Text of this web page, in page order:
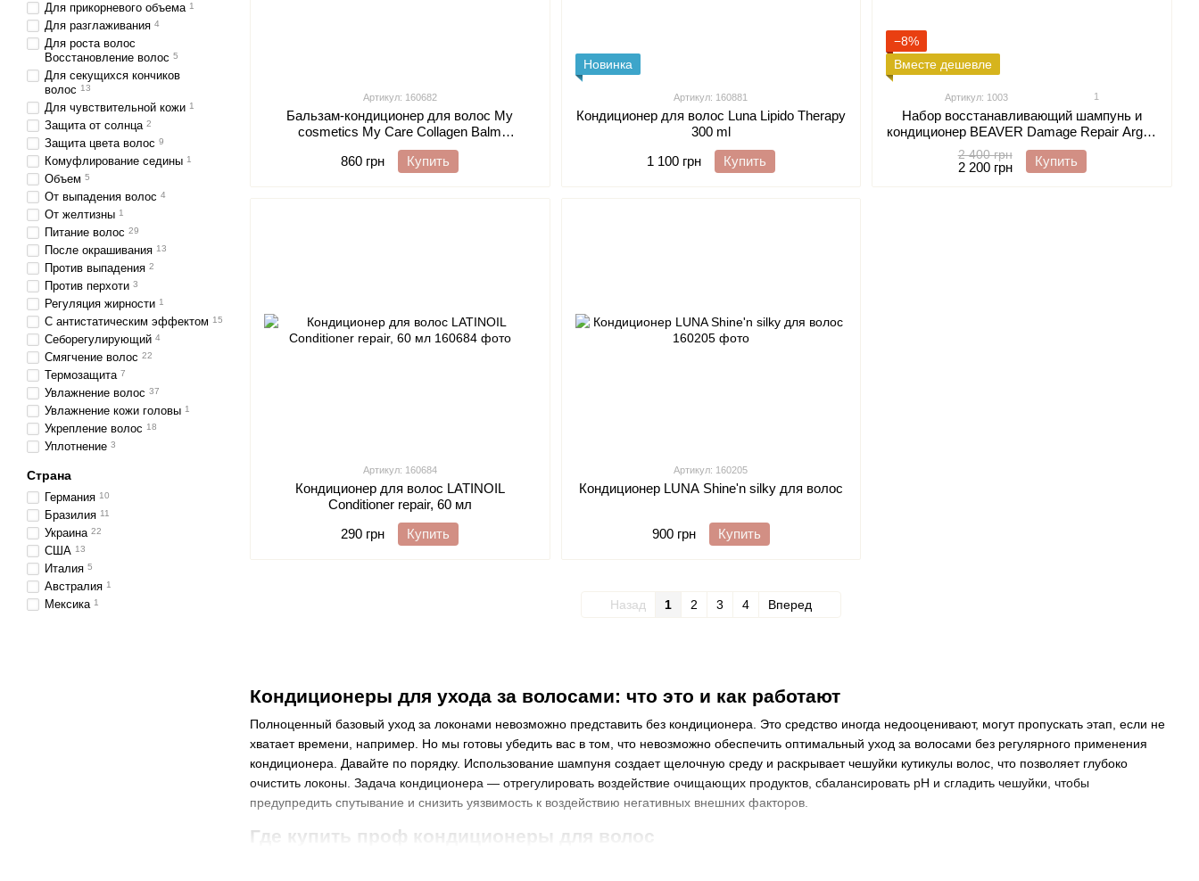
Кондиционеры для ухода за волосами: что это и как работают
Полноценный базовый уход за локонами невозможно представить без кондиционера. Это средство иногда недооценивают, могут пропускать этап, если не
хватает времени, например. Но мы готовы убедить вас в том, что невозможно обеспечить оптимальный уход за волосами без регулярного применения
кондиционера. Давайте по порядку. Использование шампуня создает щелочную среду и раскрывает чешуйки кутикулы волос, что позволяет глубоко
очистить локоны. Задача кондиционера — отрегулировать воздействие очищающих продуктов, сбалансировать рН и сгладить чешуйки, чтобы
предупредить спутывание и снизить уязвимость к воздействию негативных внешних факторов.
Где купить проф кондиционеры для волос
Артикул: 160682
Бальзам-кондиционер для волос My
cosmetics My Care Collagen Balm
Conditioner Daily Smoothihg, 250
860 грн
Купить
Новинка
Артикул: 160881
Кондиционер для волос Luna Lipido Therapy
300 ml
1 100 грн
Купить
−8%
Вместе дешевле
Артикул: 1003 1
Набор восстанавливающий шампунь и
кондиционер BEAVER Damage Repair Argan
Oil of Morocco для поврежденных волос с
аргановым маслом 730 ml
2 400 грн
2 200 грн Купить
Артикул: 160684
Кондиционер для волос LATINOIL
Conditioner repair, 60 мл
290 грн
Купить
Артикул: 160205
Кондиционер LUNA Shine'n silky для волос
900 грн Купить
Назад 1 2 3 4 Вперед
Для прикорневого объема 1
Для разглаживания 4
Для роста волос
Восстановление волос 5
Для секущихся кончиков
волос 13
Для чувствительной кожи 1
Защита от солнца 2
Защита цвета волос 9
Комуфлирование седины 1
Объем 5
От выпадения волос 4
От желтизны 1
Питание волос 29
После окрашивания 13
Против выпадения 2
Против перхоти 3
Регуляция жирности 1
С антистатическим эффектом 15
Себорегулирующий 4
Смягчение волос 22
Термозащита 7
Увлажнение волос 37
Увлажнение кожи головы 1
Укрепление волос 18
Уплотнение 3
Страна
Германия 10
Бразилия 11
Украина 22
США 13
Италия 5
Австралия 1
Мексика 1